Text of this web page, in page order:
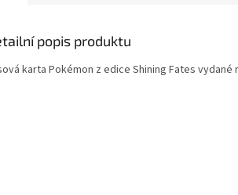
popis produktu
karta Pokémon z edice Shining Fates vydané